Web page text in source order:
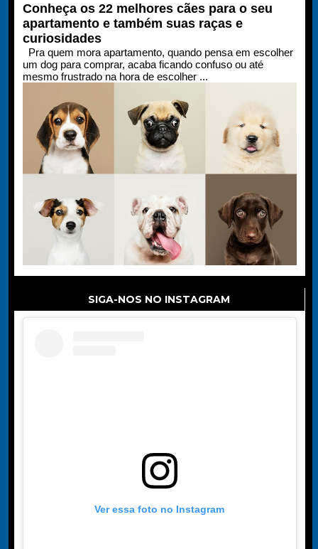
Conheça os 22 melhores cães para o seu
apartamento e também suas raças e
curiosidades
Pra quem mora apartamento, quando pensa em escolher
um dog para comprar, acaba ficando confuso ou até
mesmo frustrado na hora de escolher ...
SIGA-NOS NO INSTAGRAM
Ver essa foto no Instagram